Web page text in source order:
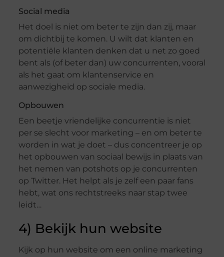
Social media
Het doel is niet om beter te zijn dan zij, maar
om dichtbij te komen. U wilt dat klanten en
potentiële klanten denken dat u net zo goed
bent als (of beter dan) uw concurrenten, vooral
als het gaat om klantenservice en
aanwezigheid op sociale media.
Opbouwen
Een beetje vriendelijke concurrentie is niet
per se slecht voor marketing – en om beter te
worden in wat je doet – dus concentreer je op
het opbouwen van sociaal bewijs in plaats van
het nemen van potshots op je concurrenten
op Twitter. Het helpt als je zelf een paar fans
hebt, wat ons rechtstreeks naar stap twee
leidt…
4) Bekijk hun website
Kijk op hun website om een ​​online marketing